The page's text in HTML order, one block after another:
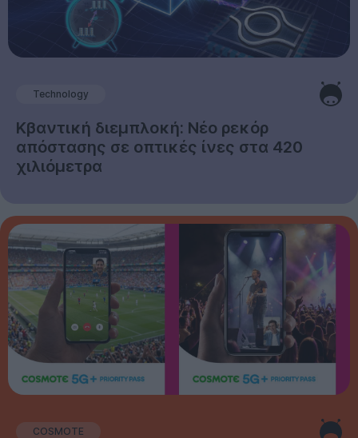
Technology
Κβαντική διεμπλοκή: Νέο ρεκόρ
απόστασης σε οπτικές ίνες στα 420
χιλιόμετρα
COSMOTE